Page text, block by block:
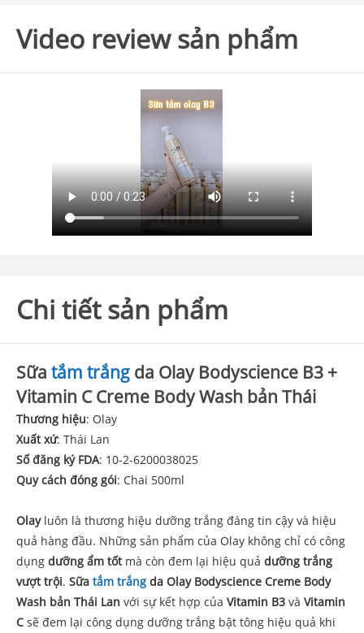
Video review sản phẩm
Chi tiết sản phẩm
Sữa tắm trắng da Olay Bodyscience B3 +
Vitamin C Creme Body Wash bản Thái
Thương hiệu: Olay
Xuất xứ: Thái Lan
Số đăng ký FDA: 10-2-6200038025
Quy cách đóng gói: Chai 500ml
Olayluôn là thương hiệu dưỡng trắng đáng tin cậy và hiệu
quả hàng đầu. Những sản phẩm của Olay không chỉ có công
dụng dưỡng ẩm tốtmà còn đem lại hiệu quả dưỡng trắng
vượt trội. Sữa tắm trắng da Olay Bodyscience Creme Body
Wash bản Thái Lan với sự kết hợp của Vitamin B3 và Vitamin
C sẽ đem lại công dụng dưỡng trắng bật tông hiệu quả khi